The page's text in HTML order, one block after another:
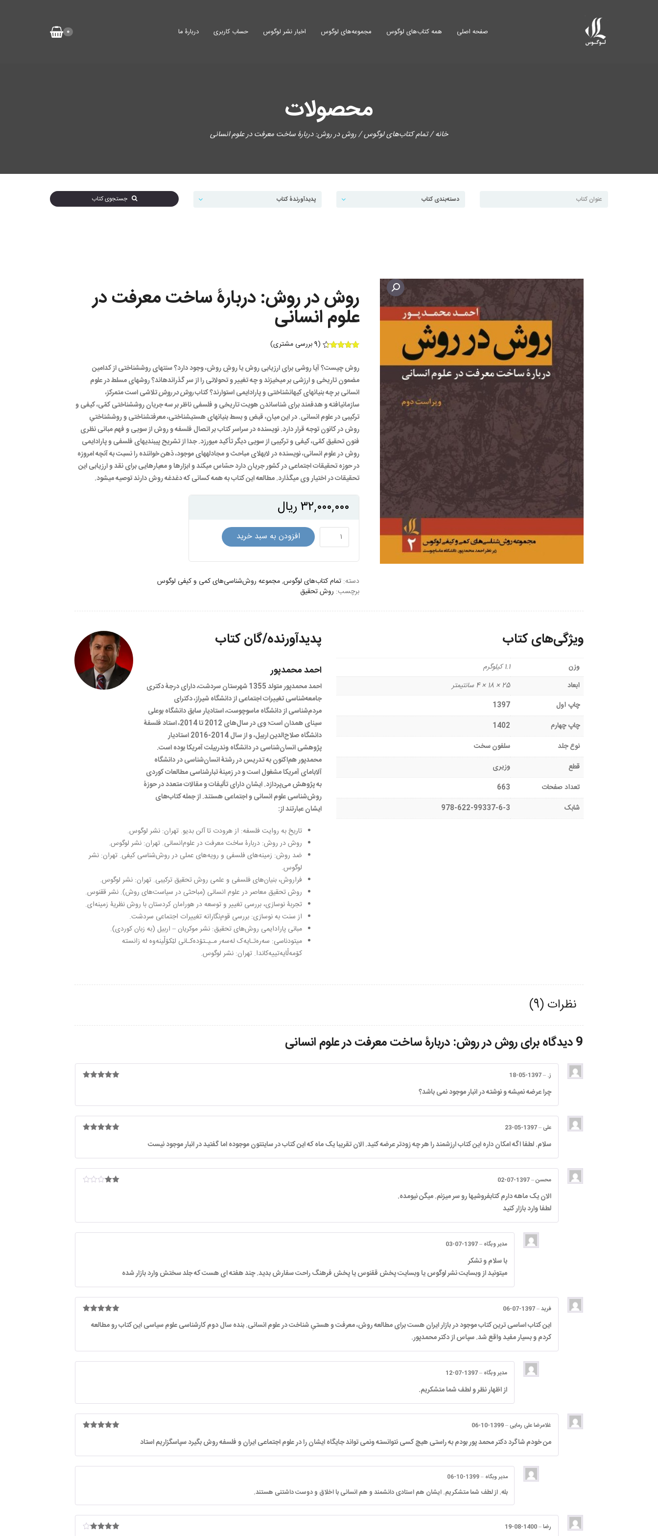
0 صفحه اصلی همه کتاب‌های لوگوس مجموعه‌های لوگوس اخبار نشر لوگوس حساب کاربری دربارۀ ما
محصولات
خانه/تمام کتاب‌های لوگوس/ روش در روش: دربارۀ ساخت معرفت در علوم انسانی
جستجوی کتاب
روش در روش: دربارۀ ساخت معرفت در
علوم انسانی
در
مشتری
(
9بررسی مشتری)
روش چیست؟ آیا روشی برای ارزیابی روش یا روشِ روش، وجود دارد؟ سنت‏های روش‏شناختی از کدامین
مضمون تاریخی و ارزشی بر می‏خیزند و چه تغییر و تحولاتی را از سر گذرانده‏اند؟ روش‏های مسلط در علوم
انسانی بر چه بنیان‏های کیهان‏شناختی و پارادایمی استوارند؟ کتابروش در روشتلاشی است متمرکز،
سازمان‏یافته و هدف‏مند برای شناساندن هویت تاریخی و فلسفی ناظر بر سه جریان روش‏شناختی کمّی، کیفی و
ترکیبی در علوم انسانی. در این میان، قبض و بسط بنیان‏های هستی‏شناختی، معرفت‏شناختی و روش‏شناختیِ
روش در کانون توجه قرار دارد. نویسنده در سراسر کتاب بر اتصال فلسفه و روش از سویی و فهم مبانی نظری
فنون تحقیق کمّی، کیفی و ترکیبی از سویی دیگر تأکید می‏ورزد. جدا از تشریح پی‏بندی‏های فلسفی و پارادایمی
روش در علوم انسانی، نویسنده در لابه‏لای مباحث و مجادله‏های موجود، ذهن خواننده را نسبت به آنچه امروزه
در حوزه‏ تحقیقات اجتماعی در کشور جریان دارد حسّاس می‏کند و ابزارها و معیارهایی برای نقد و ارزیابی این
تحقیقات در اختیار وی می‏گذارد. مطالعه این کتاب به همه کسانی که دغدغه روش دارند توصیه می‏شود.
۳۲,۰۰۰,۰۰۰ ریال
روش
در
ساخت
معرفت
افزودن به سبد خرید
دسته: تمام کتاب‌های لوگوس,مجموعه روش‌شناسی‌های کمی و کیفی لوگوس
برچسب: روش تحقیق
ویژگی‌های کتاب
وزن
1.1 کیلوگرم
ابعاد
25 × 18 × 4 سانتیمتر
چاپ اول
1397
چاپ چهارم
1402
نوع جلد
سلفون سخت
قطع
وزیری
تعداد صفحات
663
شابک
978-622-99337-6-3
پدیدآورنده/گان کتاب
احمد محمدپور
احمد محمدپور متولد 1355 شهرستان سردشت، دارای درجۀ دکتری
جامعه‌شناسی تغییرات اجتماعی از دانشگاە شیراز، دکترای
مردم‌شناسی از دانشگاه ماسوچوست، استادیار سابق دانشگاە بوعلی‌
سینای همدان است؛ وی در سال‌های 2012 تا 2014، استاد فلسفۀ
دانشگاه صلاح‌الدین اربیل، و از سال 2014-2016 استادیار
پژوهشی انسان‌شناسی در دانشگاه وندربیلت آمریکا بوده است.
محمدپور هم‌اکنون به تدریس در رشتۀ انسان‌شناسی در دانشگاه
آلابامای آمریکا مشغول است و در زمینۀ تبارشناسی مطالعات کوردی
به پژوهش می‌پردازد. ایشان دارای تألیفات و مقالات متعدد در حوزۀ
روش‌شناسی علوم‌ انسانی و اجتماعی هستند. از جملە کتاب‌های
ایشان عبارتند از:
تاریخ به روایت فلسفه: از هرودت تا آلن بدیو. تهران: نشر لوگوس.
روش در روش: دربارۀ ساخت معرفت در علوم‌انسانی. تهران: نشر لوگوس.
ضد روش: زمینه‌های فلسفی و رویه‌های عملی در روش‌شناسی کیفی. تهران: نشر
لوگوس.
فراروش، بنیان‌های فلسفی و علمی روش تحقیق ترکیبی. تهران: نشر لوگوس.
روش تحقیق معاصر در علوم انسانی (مباحثی در سیاست‌های روش). نشر ققنوس.
تجربۀ نوسازی، بررسی تغییر و توسعه در هورامان کردستان با روش نظریۀ زمینه‌ای.
از سنت بە نوسازی: بررسی قوم‌نگارانە تغییرات اجتماعی سردشت.
مبانی پارادایمی روش‌های تحقیق: نشر موکریان – اربیل (به زبان کوردی).
میتودناسی: سەرەتـایەک لەسەر مـیـتۆدەکـانی لێکۆڵینەوە له‌ زانسته‌
کۆمەڵایەتییەکاندا. تهران: نشر لوگوس.
نظرات (9)
9 دیدگاه برای
روش در روش: دربارۀ ساخت معرفت در علوم انسانی
ز. –
1397-05-18
چرا عرضه نمیشه و نوشته در انبار موجود نمی باشد؟
علی–
1397-05-23
سلام. لطفا اگه امکان داره این کتاب ارزشمند را هر چه زودتر عرضه کنید. الان تقریبا یک ماه که این کتاب در سایتتون موجوده اما گفتید در انبار موجود نیست
محسن–
1397-07-02
الان یک ماهه دارم کتابفروشیها رو سر میزنم. میگن نیومده.
لطفا وارد بازار کنید
مدیر وبگاه –
1397-07-03
با سلام و تشکر
میتونید از وبسایت نشر لوگوس یا وبسایت پخش ققنوس یا پخش فرهنگ راحت سفارش بدید. چند هفته ای هست که جلد سختش وارد بازار شده
5
فرید–
1397-07-06
این کتاب اساسی ترین کتاب موجود در بازار ایران هست برای مطالعه روش، معرفت و هستیِ شناخت در علوم انسانی. بنده سال دوم کارشناسی علوم سیاسی این کتاب رو مطالعه
کردم و بسیار مفید واقع شد. سپاس از دکتر محمدپور.
مدیر وبگاه –
1397-07-12
از اظهار نظر و لطف شما متشکریم.
غلامرضا علی رمایی–
1399-10-06
من خودم شاگرد دکتر محمد پور بودم به راستی هیچ کسی نتوانسته ونمی تواند جایگاه ایشان را در علوم اجتماعی ایران و فلسفه روش بگیرد سپاسگزاریم استاد
مدیر وبگاه –
1399-10-06
بله. از لطف شما متشکریم. ایشان هم استادی دانشمند و هم انسانی با اخلاق و دوست داشتنی هستند.
رضا–
1400-08-19